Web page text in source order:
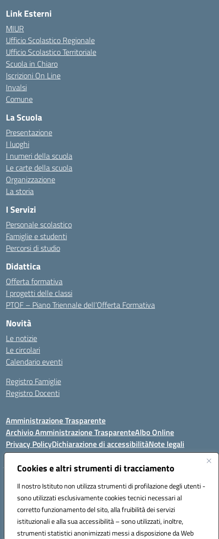
Cookies e altri strumenti di tracciamento
Il nostro Istituto non utilizza strumenti di profilazione degli utenti -
sono utilizzati esclusivamente cookies tecnici necessari al
corretto funzionamento del sito, alla fruibilità dei servizi
istituzionali e alla sua accessibilità – sono utilizzati, inoltre,
strumenti statistici anonimizzati messi a disposizione da Web
Link Esterni
MIUR
Ufficio Scolastico Regionale
Ufficio Scolastico Territoriale
Scuola in Chiaro
Iscrizioni On Line
Invalsi
Comune
La Scuola
Presentazione
I luoghi
I numeri della scuola
Le carte della scuola
Organizzazione
La storia
I Servizi
Personale scolastico
Famiglie e studenti
Percorsi di studio
Didattica
Offerta formativa
I progetti delle classi
PTOF – Piano Triennale dell’Offerta Formativa
Novità
Le notizie
Le circolari
Calendario eventi
Registro Famiglie
Registro Docenti
Amministrazione Trasparente
Archivio Amministrazione TrasparenteAlbo Online
Privacy PolicyDichiarazione di accessibilitàNote legali
Istituto Comprensivo Statale
Via Cupa Campanariello, 5 - 80059, Torre del Greco (NA)
Tel. +39 0818834377 - Fax +39 0818834377 - Cod.Fisc. 95170530638
Email: naic8df00a@istruzione.it - PEC: naic8df00a@pec.istruzione.it